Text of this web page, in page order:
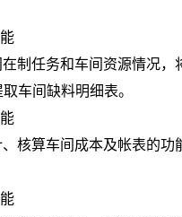
制任务和车间资源情况
车间缺料明细表。
核算车间成本及帐表的